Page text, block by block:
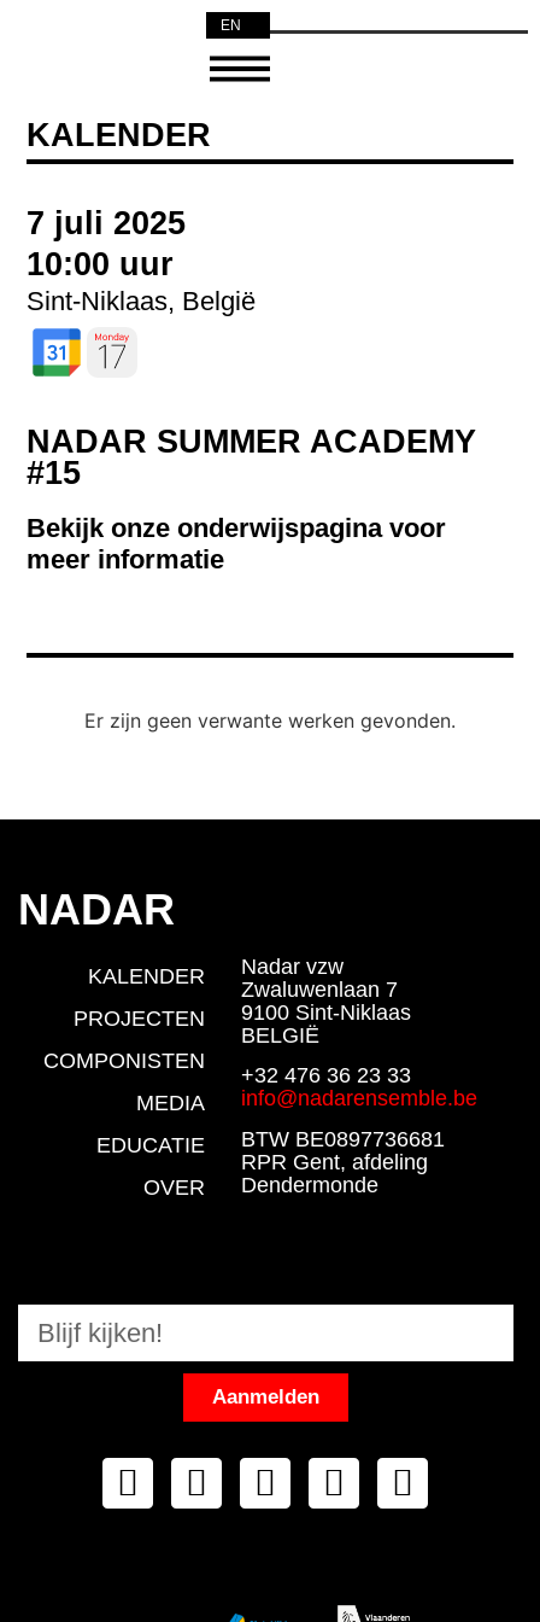
EN
KALENDER
7 juli 2025
10:00 uur
Sint-Niklaas, België
NADAR SUMMER ACADEMY
#15
Bekijk onze onderwijspagina voor
meer informatie
Er zijn geen verwante werken gevonden.
NADAR
KALENDER
PROJECTEN
COMPONISTEN
MEDIA
EDUCATIE
OVER
Nadar vzw
Zwaluwenlaan 7
9100 Sint-Niklaas
BELGIË
+32 476 36 23 33
info@nadarensemble.be
BTW BE0897736681
RPR Gent, afdeling
Dendermonde
Aanmelden